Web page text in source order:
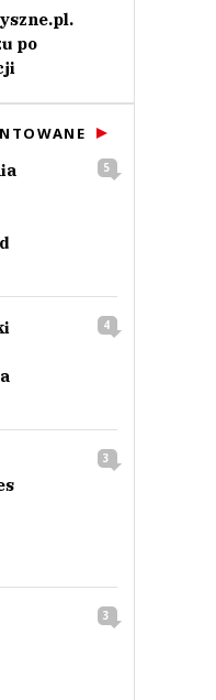
po
5
4
3
3